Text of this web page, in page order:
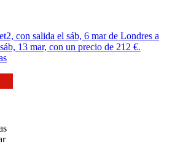
con salida el sáb, 6 mar de Londres a
13 mar, con un precio de 212 €.